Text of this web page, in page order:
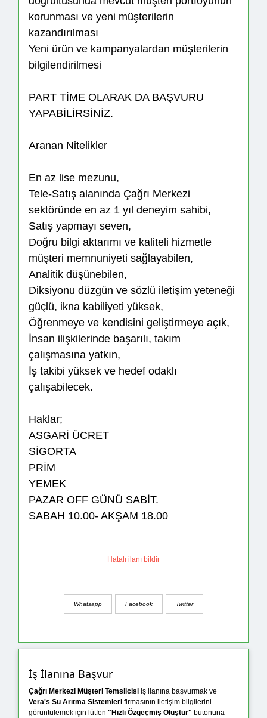
korunması ve yeni müşterilerin
kazandırılması
Yeni ürün ve kampanyalardan müşterilerin
bilgilendirilmesi
PART TİME OLARAK DA BAŞVURU
YAPABİLİRSİNİZ.
Aranan Nitelikler
En az lise mezunu,
Tele-Satış alanında Çağrı Merkezi
sektöründe en az 1 yıl deneyim sahibi,
Satış yapmayı seven,
Doğru bilgi aktarımı ve kaliteli hizmetle
müşteri memnuniyeti sağlayabilen,
Analitik düşünebilen,
Diksiyonu düzgün ve sözlü iletişim yeteneği
güçlü, ikna kabiliyeti yüksek,
Öğrenmeye ve kendisini geliştirmeye açık,
İnsan ilişkilerinde başarılı, takım
çalışmasına yatkın,
İş takibi yüksek ve hedef odaklı
çalışabilecek.
Haklar;
ASGARİ ÜCRET
SİGORTA
PRİM
YEMEK
PAZAR OFF GÜNÜ SABİT.
SABAH 10.00- AKŞAM 18.00
Hatalı ilanı bildir
Whatsapp Facebook Twitter
İş İlanına Başvur
Çağrı Merkezi Müşteri Temsilcisi iş ilanına başvurmak ve
Vera's Su Arıtma Sistemleri firmasının iletişim bilgilerini
görüntülemek için lütfen "Hızlı Özgeçmiş Oluştur" butonuna